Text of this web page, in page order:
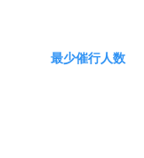
最少催行人数